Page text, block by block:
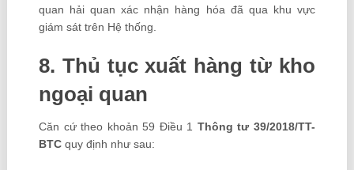
quan hải quan xác nhận hàng hóa đã qua khu vực
giám sát trên Hệ thống.
8. Thủ tục xuất hàng từ kho
ngoại quan
Căn cứ theo khoản 59 Điều 1 Thông tư 39/2018/TT-
BTCquy định như sau: